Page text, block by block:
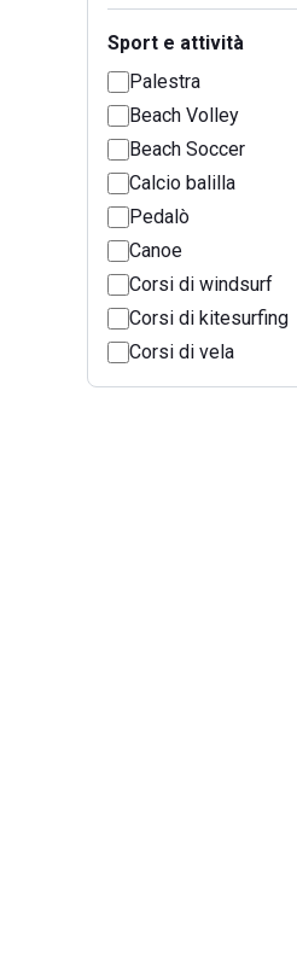
Sport e attività
Palestra
Beach Volley
Beach Soccer
Calcio balilla
Pedalò
Canoe
Corsi di windsurf
Corsi di kitesurfing
Corsi di vela